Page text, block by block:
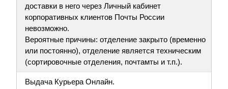
доставки в него через Личный кабинет
корпоративных клиентов Почты России
невозможно.
Вероятные причины: отделение закрыто (временно
или постоянно), отделение является техническим
(сортировочные отделения, почтамты и т.п.).
Выдача Курьера Онлайн.